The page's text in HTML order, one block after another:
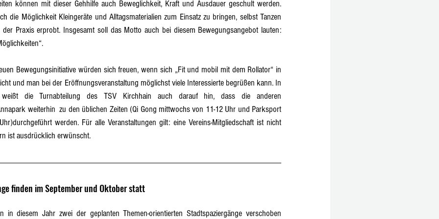
können mit dieser Gehhilfe auch Beweglichkeit, Kraft und Ausdauer geschult werden.
die Möglichkeit Kleingeräte und Alltagsmaterialien zum Einsatz zu bringen, selbst Tanzen
Praxis erprobt. Insgesamt soll das Motto auch bei diesem Bewegungsangebot lauten:
Bewegungsinitiative würden sich freuen, wenn sich „Fit und mobil mit dem Rollator“ in
und man bei der Eröffnungsveranstaltung möglichst viele Interessierte begrüßen kann. In
weißt die Turnabteilung des TSV Kirchhain auch darauf hin, dass die anderen
weiterhin  zu den üblichen Zeiten (Qi Gong mittwochs von 11-12 Uhr und Parksport
werden. Für alle Veranstaltungen gilt: eine Vereins-Mitgliedschaft ist nicht
ist ausdrücklich erwünscht.
finden im September und Oktober statt
in diesem Jahr zwei der geplanten Themen-orientierten Stadtspaziergänge verschoben